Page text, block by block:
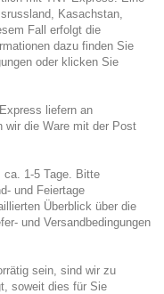
Kasachstan,
Fall erfolgt die
dazu finden Sie
oder klicken Sie
liefern an
wir die Ware mit der Post
ca. 1-5 Tage. Bitte
und Feiertage
Überblick über die
und Versandbedingungen
sein, sind wir zu
soweit dies für Sie